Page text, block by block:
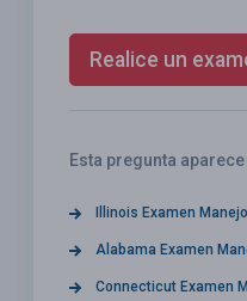
Realice un
Esta pregunta
Illinois Examen Manejo
Alabama Examen
Connecticut Examen